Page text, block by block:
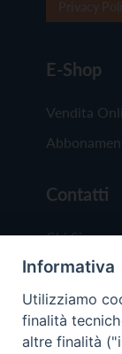
E-Shop
Vendita
Contatti
Chi Siamo
Redazione
Scrivici
Informativa
Utilizziamo
finalità
altre finalità